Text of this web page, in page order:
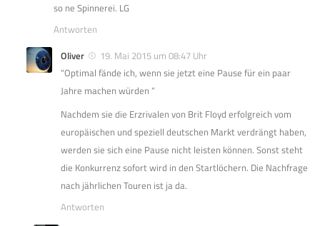
so ne Spinnerei. LG
Antworten
Oliver
19. Mai 2015 um 08:47 Uhr
“Optimal fände ich, wenn sie jetzt eine Pause für ein paar
Jahre machen würden ”
Nachdem sie die Erzrivalen von Brit Floyd erfolgreich vom
europäischen und speziell deutschen Markt verdrängt haben,
werden sie sich eine Pause nicht leisten können. Sonst steht
die Konkurrenz sofort wird in den Startlöchern. Die Nachfrage
nach jährlichen Touren ist ja da.
Antworten